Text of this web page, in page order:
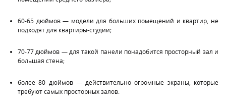
60-65 дюймов — модели для больших помещений и квартир, не
подходят для квартиры-студии;
70-77 дюймов — для такой панели понадобится просторный зал и
большая стена;
более 80 дюймов — действительно огромные экраны, которые
требуют самых просторных залов.